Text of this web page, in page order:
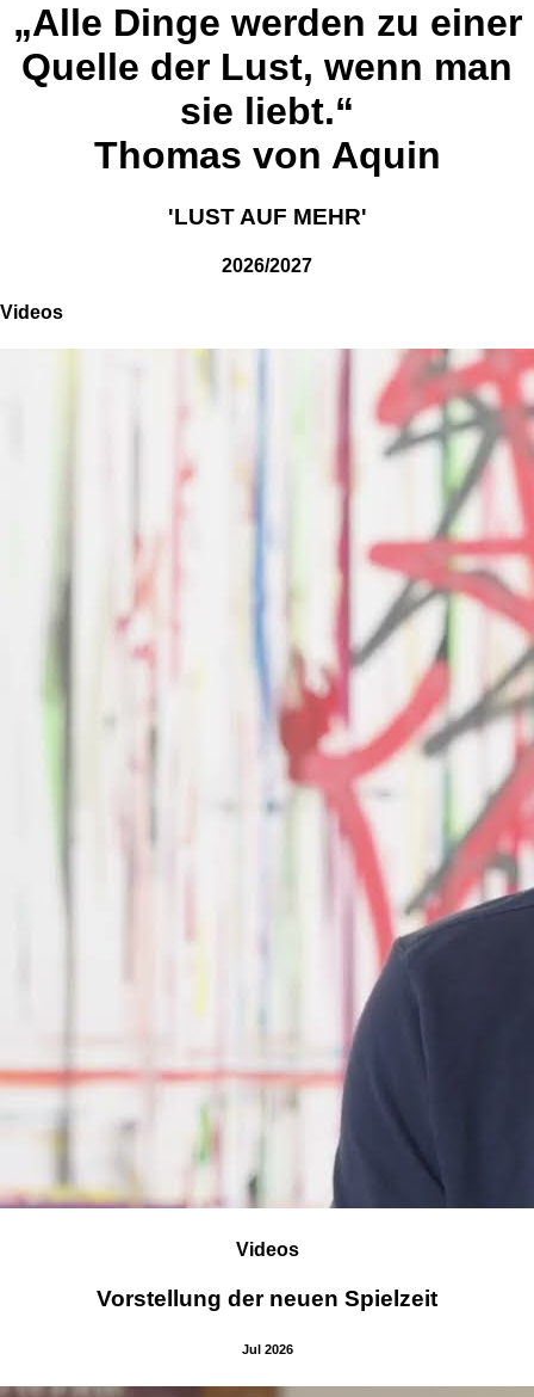
„Alle Dinge werden zu einer
Quelle der Lust, wenn man
sie liebt.“
Thomas von Aquin
'LUST AUF MEHR'
2026/2027
Videos
Videos
Vorstellung der neuen Spielzeit
Jul 2026